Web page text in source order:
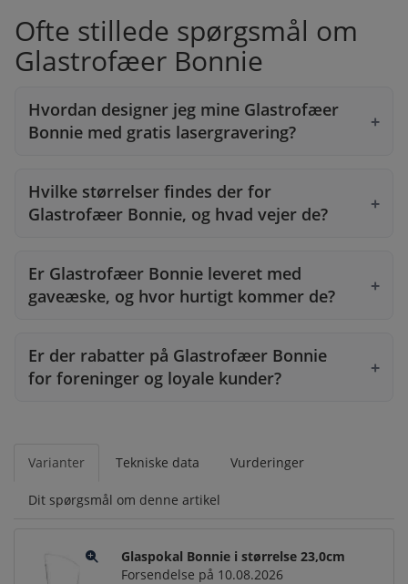
Ofte stillede spørgsmål om
Glastrofæer Bonnie
Hvordan designer jeg mine Glastrofæer
Bonnie med gratis lasergravering?
Hvilke størrelser findes der for
Glastrofæer Bonnie, og hvad vejer de?
Er Glastrofæer Bonnie leveret med
gaveæske, og hvor hurtigt kommer de?
Er der rabatter på Glastrofæer Bonnie
for foreninger og loyale kunder?
Varianter Tekniske data Vurderinger
Dit spørgsmål om denne artikel
Glaspokal Bonnie i størrelse 23,0cm
Forsendelse på 10.08.2026